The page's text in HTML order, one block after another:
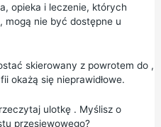
opieka i leczenie, których
mogą nie być dostępne u
skierowany z powrotem do ,
okażą się nieprawidłowe.
ulotkę . Myślisz o
przesiewowego?